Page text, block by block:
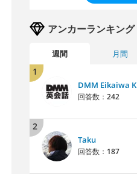
アンカーランキング
週間 月間
1
DMM Eikaiwa K
回答数： 242
2
Taku
回答数： 187